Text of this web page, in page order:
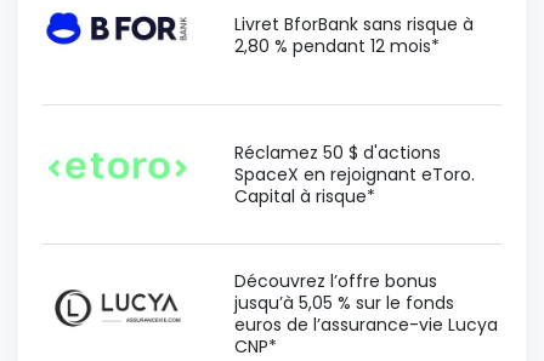
Livret BforBank sans risque à
2,80 % pendant 12 mois*
Réclamez 50 $ d'actions
SpaceX en rejoignant eToro.
Capital à risque*
Découvrez l’offre bonus
jusqu’à 5,05 % sur le fonds
euros de l’assurance-vie Lucya
CNP*